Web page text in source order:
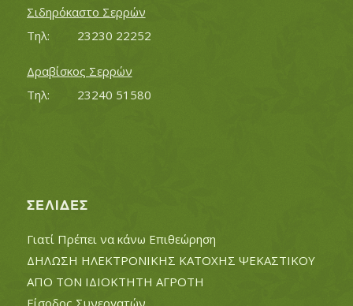
Σιδηρόκαστο Σερρών
Τηλ:		23230 22252
Δραβίσκος Σερρών
Τηλ:		23240 51580
ΣΕΛΊΔΕΣ
Γιατί Πρέπει να κάνω Επιθεώρηση
ΔΗΛΩΣΗ ΗΛΕΚΤΡΟΝΙΚΗΣ ΚΑΤΟΧΗΣ ΨΕΚΑΣΤΙΚΟΥ
ΑΠΟ ΤΟΝ ΙΔΙΟΚΤΗΤΗ ΑΓΡΟΤΗ